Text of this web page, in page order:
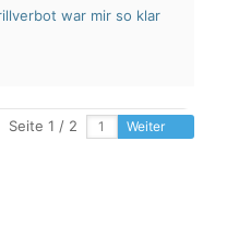
war mir so klar
Seite 1 / 2 Weiter